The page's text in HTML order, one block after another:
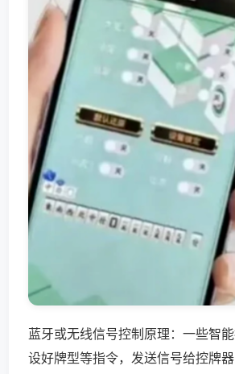
蓝牙或无线信号控制原理：一些智
设好牌型等指令，发送信号给控牌